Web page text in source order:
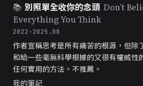
📚 別照單全收你的念頭 Don't
Everything You Think
2022 · 2025.08
作者宣稱思考是所有痛苦的根源，但除
和給一些毫無科學根據的又很有權威性
任何實用的方法。不推薦。
我的筆記